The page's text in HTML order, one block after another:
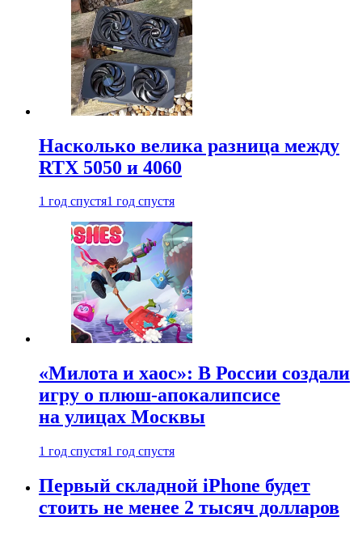
Насколько велика разница между
RTX 5050 и 4060
1 год спустя1 год спустя
«Милота и хаос»: В России создали
игру о плюш-апокалипсисе
на улицах Москвы
1 год спустя1 год спустя
Первый складной iPhone будет
стоить не менее 2 тысяч долларов